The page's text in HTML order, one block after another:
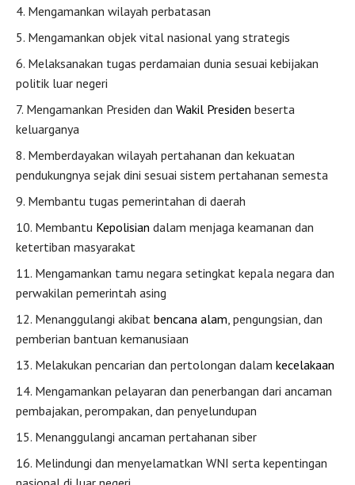
Mengamankan wilayah perbatasan
Mengamankan objek vital nasional yang strategis
Melaksanakan tugas perdamaian dunia sesuai kebijakan
politik luar negeri
Mengamankan Presiden dan Wakil Presiden beserta
keluarganya
Memberdayakan wilayah pertahanan dan kekuatan
pendukungnya sejak dini sesuai sistem pertahanan semesta
Membantu tugas pemerintahan di daerah
Membantu Kepolisian dalam menjaga keamanan dan
ketertiban masyarakat
Mengamankan tamu negara setingkat kepala negara dan
perwakilan pemerintah asing
Menanggulangi akibat bencana alam , pengungsian, dan
pemberian bantuan kemanusiaan
Melakukan pencarian dan pertolongan dalam kecelakaan
Mengamankan pelayaran dan penerbangan dari ancaman
pembajakan, perompakan, dan penyelundupan
Menanggulangi ancaman pertahanan siber
Melindungi dan menyelamatkan WNI serta kepentingan